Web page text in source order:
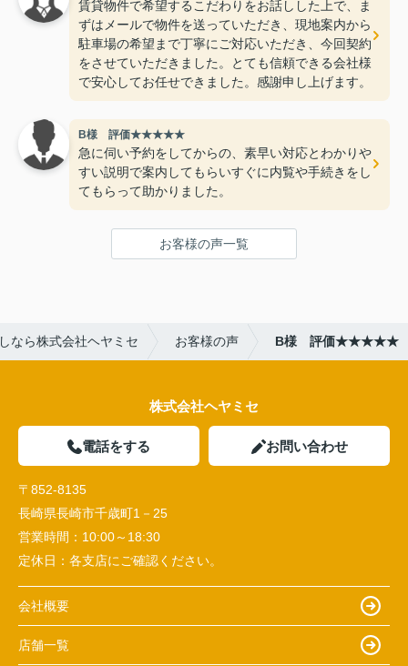
賃貸物件で希望するこだわりをお話しした上で、ま
ずはメールで物件を送っていただき、現地案内から
駐車場の希望まで丁寧にご対応いただき、今回契約
をさせていただきました。とても信頼できる会社様
で安心してお任せできました。感謝申し上げます。
B様 評価★★★★★
急に伺い予約をしてからの、素早い対応とわかりや
すい説明で案内してもらいすぐに内覧や手続きをし
てもらって助かりました。
お客様の声一覧
なら株式会社ヘヤミセ お客様の声 B様 評価★★★★★
株式会社ヘヤミセ
電話をする お問い合わせ
〒852-8135
長崎県長崎市千歳町1－25
営業時間： 10:00～18:30
定休日： 各支店にご確認ください。
会社概要
店舗一覧